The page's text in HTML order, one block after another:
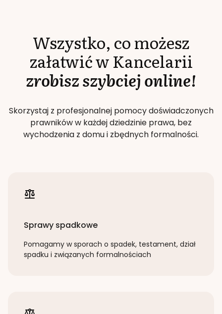
Wszystko, co możesz
załatwić w Kancelarii
zrobisz szybciej online!
Skorzystaj z profesjonalnej pomocy doświadczonych
prawników w każdej dziedzinie prawa, bez
wychodzenia z domu i zbędnych formalności.
Sprawy spadkowe
Pomagamy w sporach o spadek, testament, dział
spadku i związanych formalnościach